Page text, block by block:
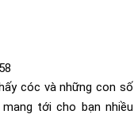
cóc và những con số
tới cho bạn nhiều